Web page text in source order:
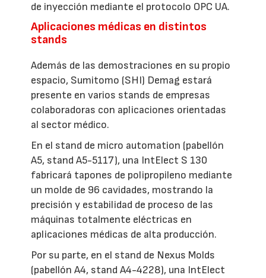
de inyección mediante el protocolo OPC UA.
Aplicaciones médicas en distintos
stands
Además de las demostraciones en su propio
espacio, Sumitomo (SHI) Demag estará
presente en varios stands de empresas
colaboradoras con aplicaciones orientadas
al sector médico.
En el stand de micro automation (pabellón
A5, stand A5-5117), una IntElect S 130
fabricará tapones de polipropileno mediante
un molde de 96 cavidades, mostrando la
precisión y estabilidad de proceso de las
máquinas totalmente eléctricas en
aplicaciones médicas de alta producción.
Por su parte, en el stand de Nexus Molds
(pabellón A4, stand A4-4228), una IntElect